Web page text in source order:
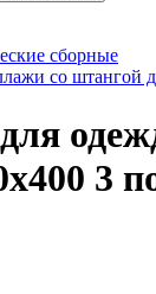
сборные
со штангой
3